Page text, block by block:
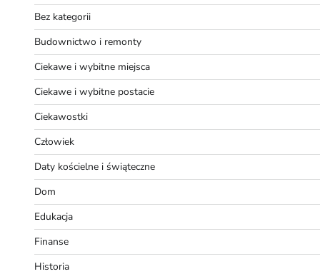
Bez kategorii
Budownictwo i remonty
Ciekawe i wybitne miejsca
Ciekawe i wybitne postacie
Ciekawostki
Człowiek
Daty kościelne i świąteczne
Dom
Edukacja
Finanse
Historia